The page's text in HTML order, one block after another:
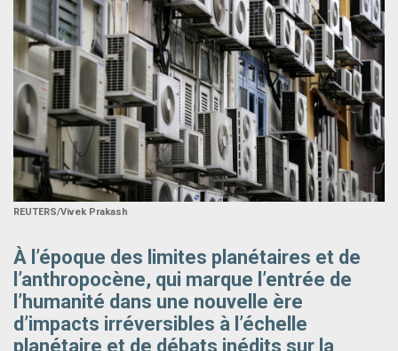
REUTERS/Vivek Prakash
À l’époque des limites planétaires et de
l’anthropocène, qui marque l’entrée de
l’humanité dans une nouvelle ère
d’impacts irréversibles à l’échelle
planétaire et de débats inédits sur la